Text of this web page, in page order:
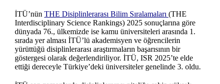
İTÜ’nün THE Disiplinlerarası Bilim Sıralamaları (THE
Interdisciplinary Science Rankings) 2025 sonuçlarına göre
dünyada 76., ülkemizde ise kamu üniversiteleri arasında 1.
sırada yer alması İTÜ’lü akademisyen ve öğrencilerin
yürüttüğü disiplinlerarası araştırmaların başarısının bir
göstergesi olarak değerlendiriliyor. İTÜ, ISR 2025’te elde
ettiği dereceyle Türkiye’deki üniversiteler genelinde 3. oldu.